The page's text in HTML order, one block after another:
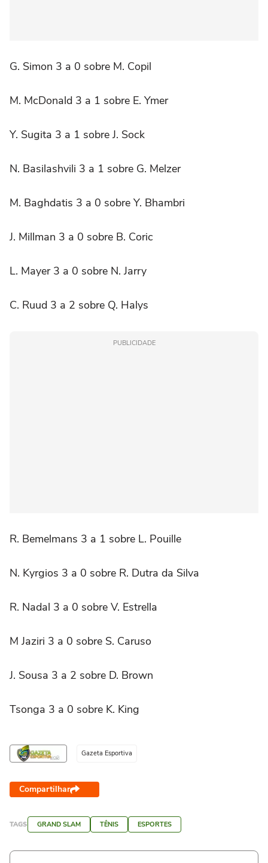
G. Simon 3 a 0 sobre M. Copil
M. McDonald 3 a 1 sobre E. Ymer
Y. Sugita 3 a 1 sobre J. Sock
N. Basilashvili 3 a 1 sobre G. Melzer
M. Baghdatis 3 a 0 sobre Y. Bhambri
J. Millman 3 a 0 sobre B. Coric
L. Mayer 3 a 0 sobre N. Jarry
C. Ruud 3 a 2 sobre Q. Halys
PUBLICIDADE
R. Bemelmans 3 a 1 sobre L. Pouille
N. Kyrgios 3 a 0 sobre R. Dutra da Silva
R. Nadal 3 a 0 sobre V. Estrella
M Jaziri 3 a 0 sobre S. Caruso
J. Sousa 3 a 2 sobre D. Brown
Tsonga 3 a 0 sobre K. King
Gazeta Esportiva
Compartilhar
TAGS GRAND SLAM TÊNIS ESPORTES